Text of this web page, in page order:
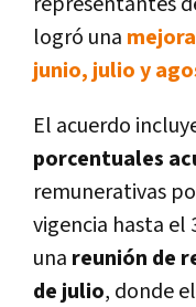
logró una
junio, julio y
El acuerdo
porcentuales
remunerativas
vigencia hasta el
una reunión de
de julio, donde